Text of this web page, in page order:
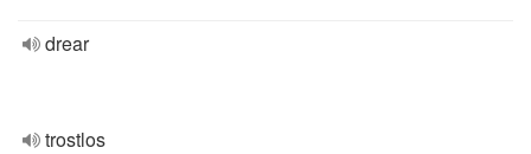
drear
trostlos